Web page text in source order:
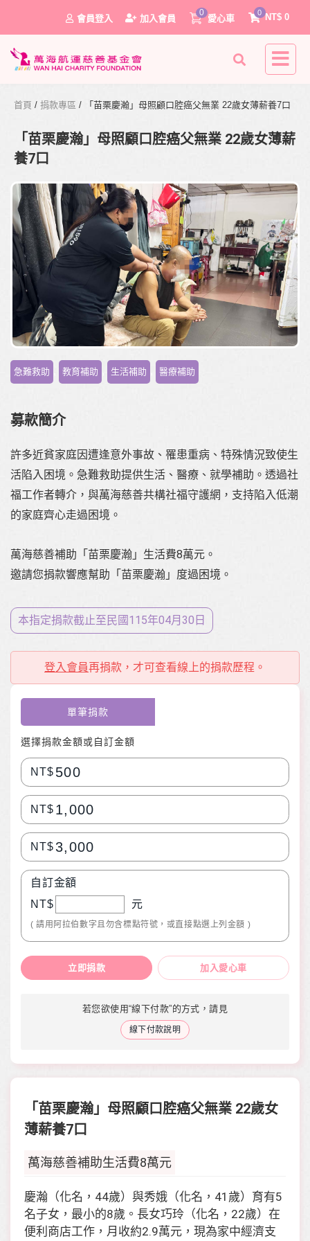
會員登入 加入會員
0
愛心車
0
NT$ 0
0
首頁 / 捐款專區 / 「苗栗慶瀚」母照顧口腔癌父無業 22歲女薄薪養7口
「苗栗慶瀚」母照顧口腔癌父無業 22歲女薄薪
養7口
急難救助 教育補助 生活補助 醫療補助
募款簡介
許多近貧家庭因遭逢意外事故、罹患重病、特殊情況致使生
活陷入困境。急難救助提供生活、醫療、就學補助。透過社
福工作者轉介，與萬海慈善共構社福守護網，支持陷入低潮
的家庭齊心走過困境。
萬海慈善補助「苗栗慶瀚」生活費8萬元。
邀請您捐款響應幫助「苗栗慶瀚」度過困境。
本指定捐款截止至⺠國115年04月30日
登入會員再捐款，才可查看線上的捐款歷程。
單筆捐款
選擇捐款金額或自訂金額
NT$ 500
NT$ 1,000
NT$ 3,000
自訂金額
NT$
元
( 請用阿拉伯數字且勿含標點符號，或直接點選上列金額 )
立即捐款 加入愛心車
若您欲使用“線下付款”的方式，請見
線下付款說明
「苗栗慶瀚」母照顧口腔癌父無業 22歲女
薄薪養7口
萬海慈善補助生活費8萬元
慶瀚（化名，44歲）與秀娥（化名，41歲）育有5
名子女，最小的8歲。長女巧玲（化名，22歲）在
便利商店工作，月收約2.9萬元，現為家中經濟支